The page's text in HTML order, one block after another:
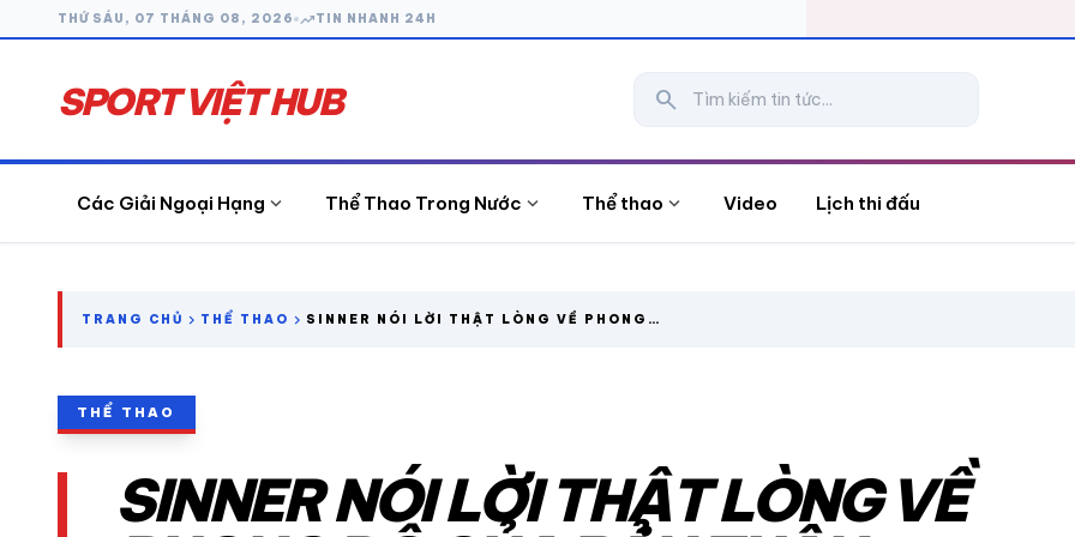
THỨ SÁU, 07 THÁNG 08, 2026 trending_upTIN NHANH 24H
SPORT VIỆT HUB search
Các Giải Ngoại Hạng expand_more Thể Thao Trong Nước expand_more Thể thao expand_more Video Lịch thi đấu
THỂ THAO
TRANG CHỦ chevron_right THỂ THAO chevron_right SINNER NÓI LỜI THẬT LÒNG VỀ PHONG
THỂ THAO
SINNER NÓI LỜI THẬT LÒNG VỀ